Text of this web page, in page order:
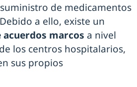
de medicamentos
a ello, existe un
marcos a nivel
los centros hospitalarios,
sus propios